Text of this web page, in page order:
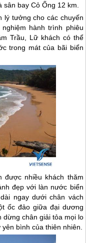
sân bay Cỏ Ống 12 km.
lý tưởng cho các chuyến
hành trình phiêu
Trầu, Lữ khách có thể
trong mát của bãi biển
được nhiều khách thăm
đẹp với làn nước biển
ngay dưới chân vách
ốc đảo giữa đại dương
dừng chân giải tỏa mọi lo
bình của thiên nhiên.